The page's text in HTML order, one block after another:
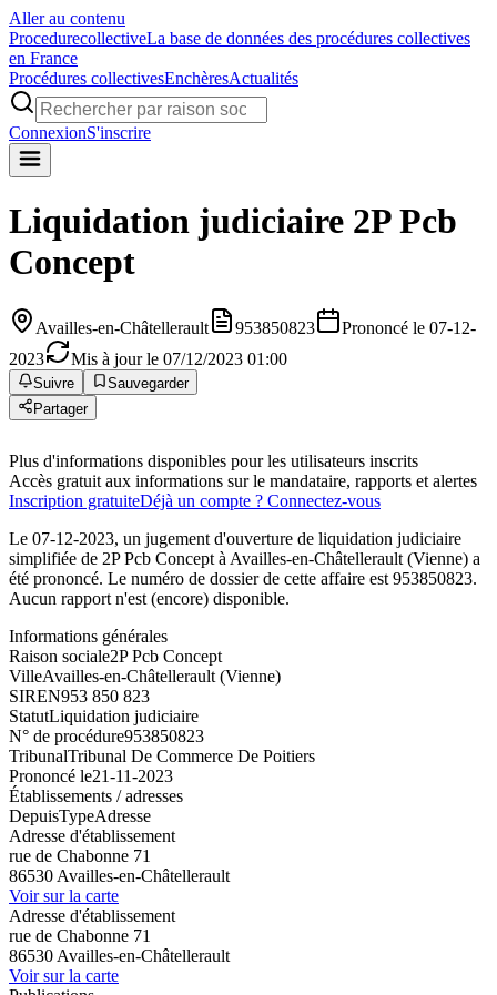
Aller au contenu
ProcedurecollectiveLa base de données des procédures collectives
en France
Procédures collectivesEnchèresActualités
ConnexionS'inscrire
Liquidation judiciaire 2P Pcb
Concept
Availles-en-Châtellerault 953850823
Prononcé le 07-12-
2023
Mis à jour le 07/12/2023 01:00
Suivre
Sauvegarder
Partager
Plus d'informations disponibles pour les utilisateurs inscrits
Accès gratuit aux informations sur le mandataire, rapports et alertes
Inscription gratuiteDéjà un compte ? Connectez-vous
Le 07-12-2023, un jugement d'ouverture de liquidation judiciaire
simplifiée de 2P Pcb Concept à Availles-en-Châtellerault (Vienne) a
été prononcé. Le numéro de dossier de cette affaire est 953850823.
Aucun rapport n'est (encore) disponible.
Informations générales
Raison sociale2P Pcb Concept
VilleAvailles-en-Châtellerault (Vienne)
SIREN953 850 823
StatutLiquidation judiciaire
N° de procédure953850823
TribunalTribunal De Commerce De Poitiers
Prononcé le21-11-2023
Établissements / adresses
DepuisTypeAdresse
Adresse d'établissement
rue de Chabonne 71
86530 Availles-en-Châtellerault
Voir sur la carte
Adresse d'établissement
rue de Chabonne 71
86530 Availles-en-Châtellerault
Voir sur la carte